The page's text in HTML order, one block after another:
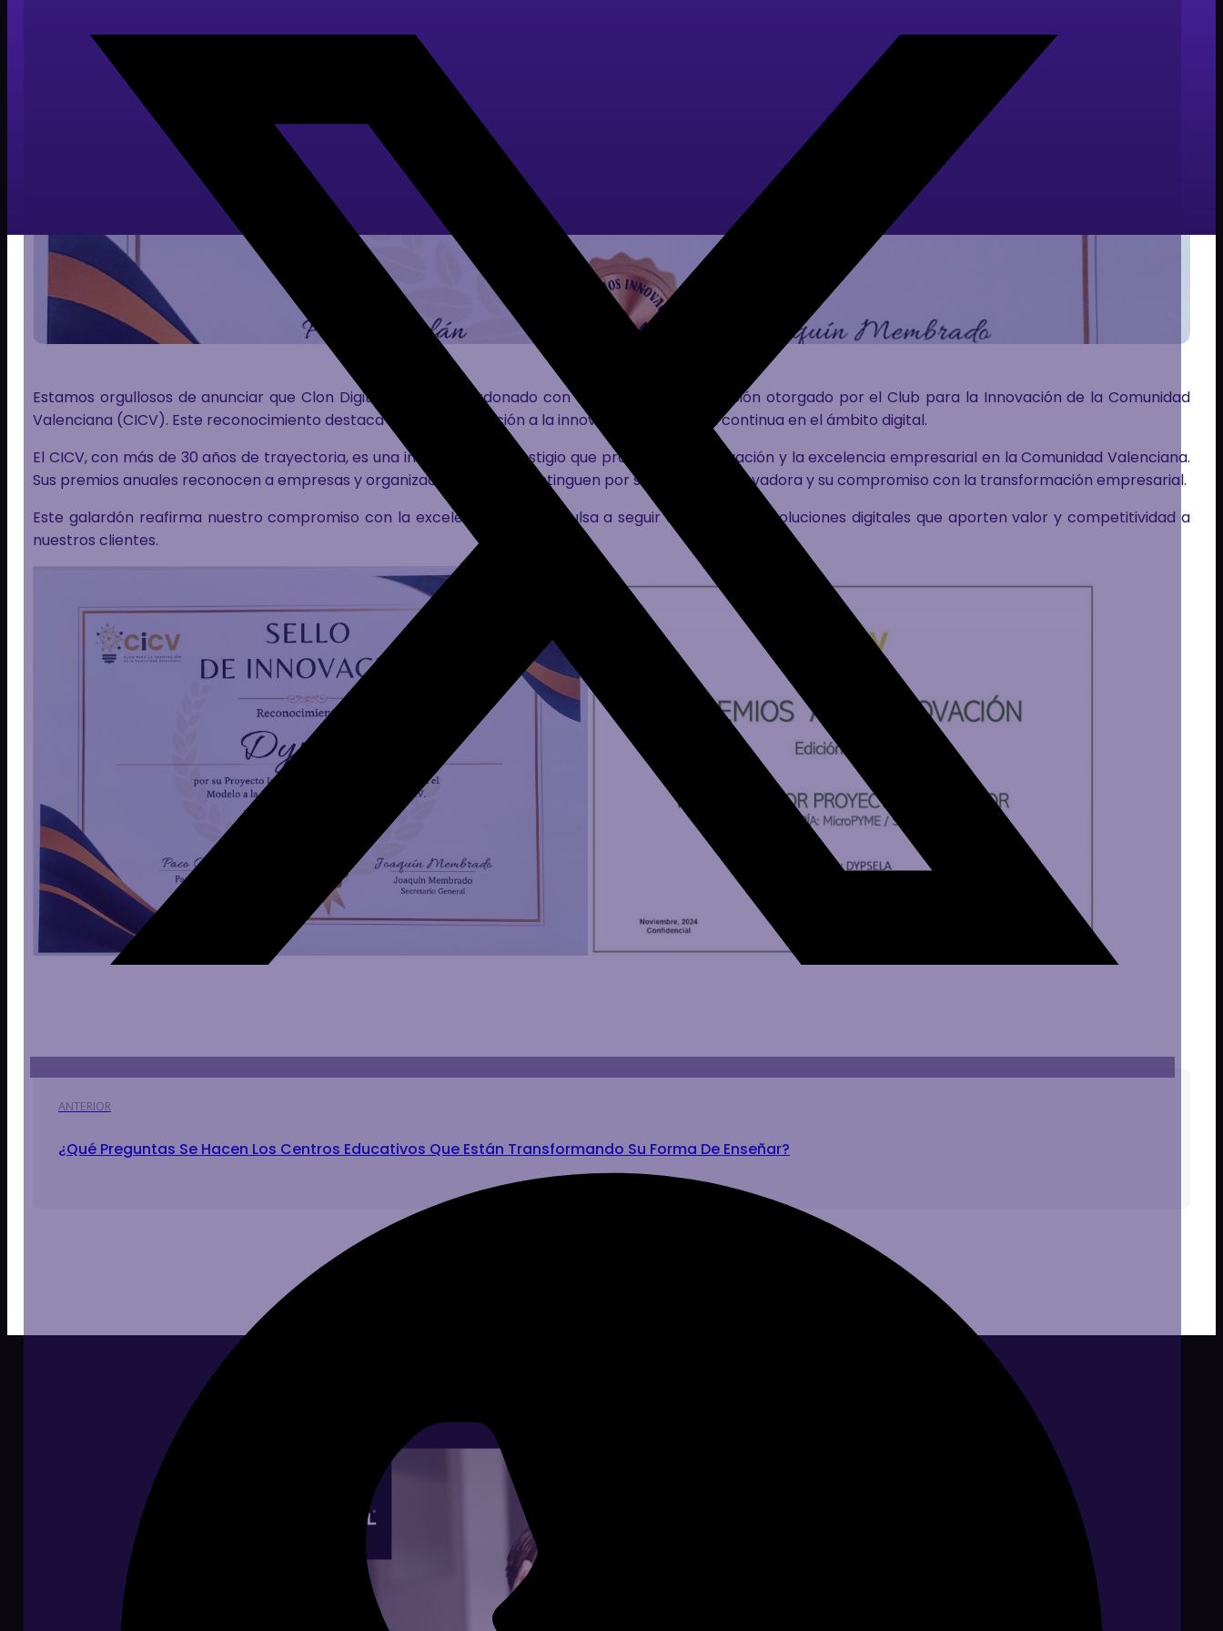
Estamos orgullosos de anunciar que Clon Digital ha sido galardonado con el Premio a la Innovación otorgado por el Club para la Innovación de la Comunidad
Valenciana (CICV). Este reconocimiento destaca nuestra dedicación a la innovación y la mejora continua en el ámbito digital.
El CICV, con más de 30 años de trayectoria, es una institución de prestigio que promueve la innovación y la excelencia empresarial en la Comunidad Valenciana.
Sus premios anuales reconocen a empresas y organizaciones que se distinguen por su actividad innovadora y su compromiso con la transformación empresarial.
Este galardón reafirma nuestro compromiso con la excelencia y nos impulsa a seguir desarrollando soluciones digitales que aporten valor y competitividad a
nuestros clientes.
ANTERIOR
¿Qué Preguntas Se Hacen Los Centros Educativos Que Están Transformando Su Forma De Enseñar?